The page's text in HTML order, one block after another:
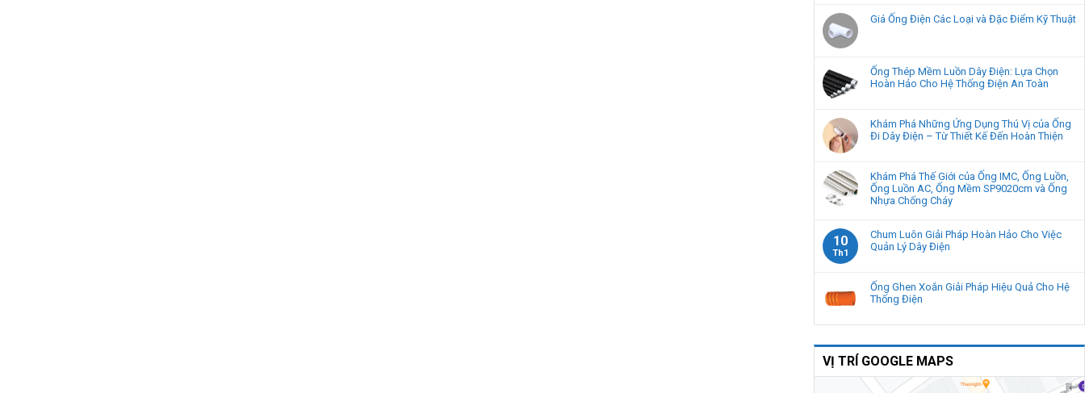
Giá Ống Điện Các Loại và Đặc Điểm Kỹ Thuật
Ống Thép Mềm Luồn Dây Điện: Lựa Chọn
Hoàn Hảo Cho Hệ Thống Điện An Toàn
Khám Phá Những Ứng Dụng Thú Vị của Ống
Đi Dây Điện – Từ Thiết Kế Đến Hoàn Thiện
Khám Phá Thế Giới của Ống IMC, Ống Luồn,
Ống Luồn AC, Ống Mềm SP9020cm và Ống
Nhựa Chống Cháy
10
Th1
Chum Luôn Giải Pháp Hoàn Hảo Cho Việc
Quản Lý Dây Điện
Ống Ghen Xoắn Giải Pháp Hiệu Quả Cho Hệ
Thống Điện
VỊ TRÍ GOOGLE MAPS